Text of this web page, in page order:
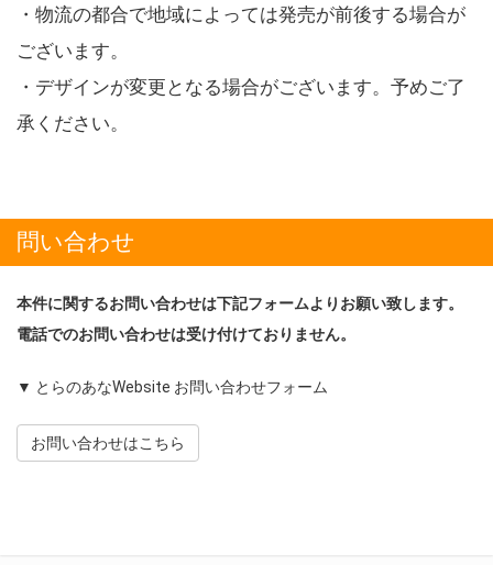
・物流の都合で地域によっては発売が前後する場合が
ございます。
・デザインが変更となる場合がございます。予めご了
承ください。
問い合わせ
本件に関するお問い合わせは下記フォームよりお願い致します。
電話でのお問い合わせは受け付けておりません。
▼ とらのあなWebsite お問い合わせフォーム
お問い合わせはこちら